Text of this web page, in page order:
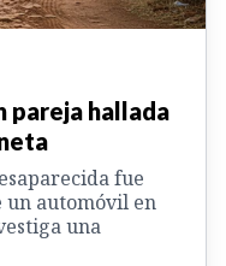
pareja hallada
fue
un automóvil en
una